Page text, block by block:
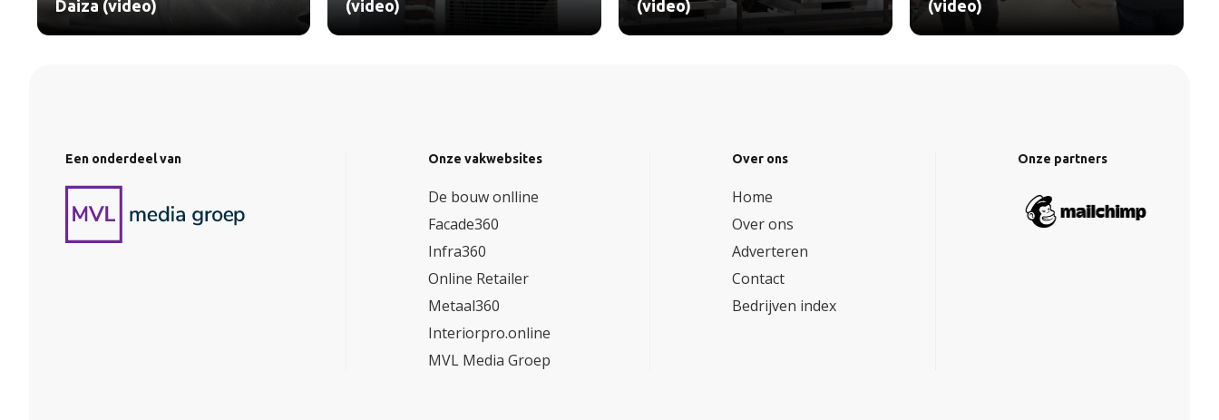
Daiza (video)
(video)
(video)
(video)
Een onderdeel van Onze vakwebsites
De bouw onlline
Facade360
Infra360
Online Retailer
Metaal360
Interiorpro.online
MVL Media Groep
Over ons
Home
Over ons
Adverteren
Contact
Bedrijven index
Onze partners